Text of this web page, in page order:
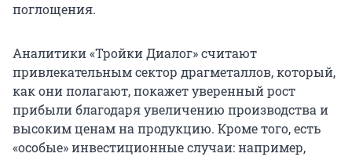
поглощения.
Аналитики «Тройки Диалог» считают
привлекательным сектор драгметаллов, который,
как они полагают, покажет уверенный рост
прибыли благодаря увеличению производства и
высоким ценам на продукцию. Кроме того, есть
«особые» инвестиционные случаи: например,